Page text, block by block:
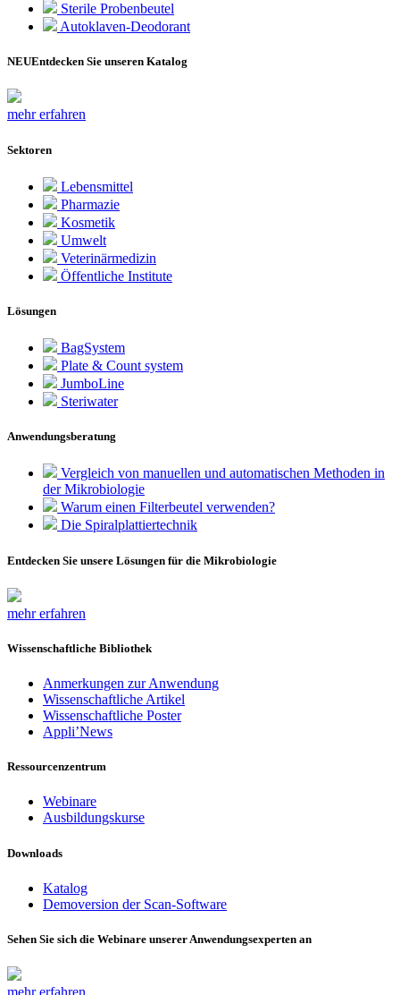
Sterile Probenbeutel
Autoklaven-Deodorant
NEUEntdecken Sie unseren Katalog
mehr erfahren
Sektoren
Lebensmittel
Pharmazie
Kosmetik
Umwelt
Veterinärmedizin
Öffentliche Institute
Lösungen
BagSystem
Plate & Count system
JumboLine
Steriwater
Anwendungsberatung
Vergleich von manuellen und automatischen Methoden in
der Mikrobiologie
Warum einen Filterbeutel verwenden?
Die Spiralplattier­technik
Entdecken Sie unsere Lösungen für die Mikrobiologie
mehr erfahren
Wissenschaftliche Bibliothek
Anmerkungen zur Anwendung
Wissenschaftliche Artikel
Wissenschaftliche Poster
Appli’News
Ressourcenzentrum
Webinare
Ausbildungskurse
Downloads
Katalog
Demoversion der Scan-Software
Sehen Sie sich die Webinare unserer Anwendungsexperten an